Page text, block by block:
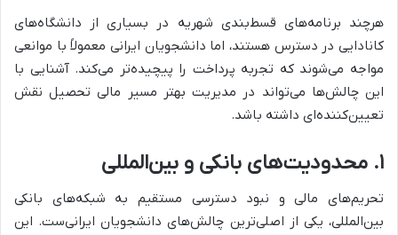
هرچند برنامه‌های قسط‌بندی شهریه در بسیاری از دانشگاه‌های
کانادایی در دسترس هستند، اما دانشجویان ایرانی معمولاً با موانعی
مواجه می‌شوند که تجربه پرداخت را پیچیده‌تر می‌کند. آشنایی با
این چالش‌ها می‌تواند در مدیریت بهتر مسیر مالی تحصیل نقش
تعیین‌کننده‌ای داشته باشد.
۱. محدودیت‌های بانکی و بین‌المللی
تحریم‌های مالی و نبود دسترسی مستقیم به شبکه‌های بانکی
بین‌المللی، یکی از اصلی‌ترین چالش‌های دانشجویان ایرانی‌ست. این